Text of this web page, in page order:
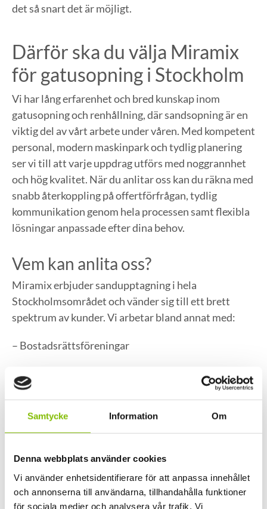
Samtycke Information Om
Denna webbplats använder cookies
Vi använder enhetsidentifierare för att anpassa innehållet
och annonserna till användarna, tillhandahålla funktioner
för sociala medier och analysera vår trafik. Vi
det så snart det är möjligt.
Därför ska du välja Miramix
för gatusopning i Stockholm
Vi har lång erfarenhet och bred kunskap inom
gatusopning och renhållning, där sandsopning är en
viktig del av vårt arbete under våren. Med kompetent
personal, modern maskinpark och tydlig planering
ser vi till att varje uppdrag utförs med noggrannhet
och hög kvalitet. När du anlitar oss kan du räkna med
snabb återkoppling på offertförfrågan, tydlig
kommunikation genom hela processen samt flexibla
lösningar anpassade efter dina behov.
Vem kan anlita oss?
Miramix erbjuder sandupptagning i hela
Stockholmsområdet och vänder sig till ett brett
spektrum av kunder. Vi arbetar bland annat med:
– Bostadsrättsföreningar
– Samfällighetsföreningar
– Fastighetsägare
– Kommunala och privata företag
– Byggbolag och förvaltare
Vi tar oss an både mindre och större uppdrag.
Oavsett om det handlar om att sopa rent en